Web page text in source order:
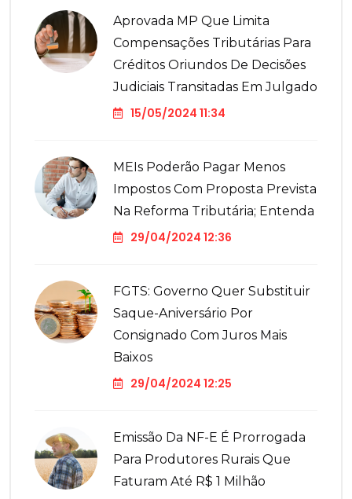
Aprovada MP Que Limita
Compensações Tributárias Para
Créditos Oriundos De Decisões
Judiciais Transitadas Em Julgado
15/05/2024 11:34
MEIs Poderão Pagar Menos
Impostos Com Proposta Prevista
Na Reforma Tributária; Entenda
29/04/2024 12:36
FGTS: Governo Quer Substituir
Saque-Aniversário Por
Consignado Com Juros Mais
Baixos
29/04/2024 12:25
Emissão Da NF-E É Prorrogada
Para Produtores Rurais Que
Faturam Até R$ 1 Milhão